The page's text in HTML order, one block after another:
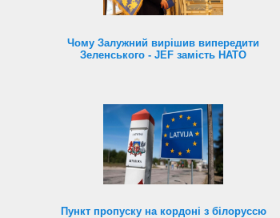
Чому Залужний вирішив випередити
Зеленського - JEF замість НАТО
Пункт пропуску на кордоні з білоруссю